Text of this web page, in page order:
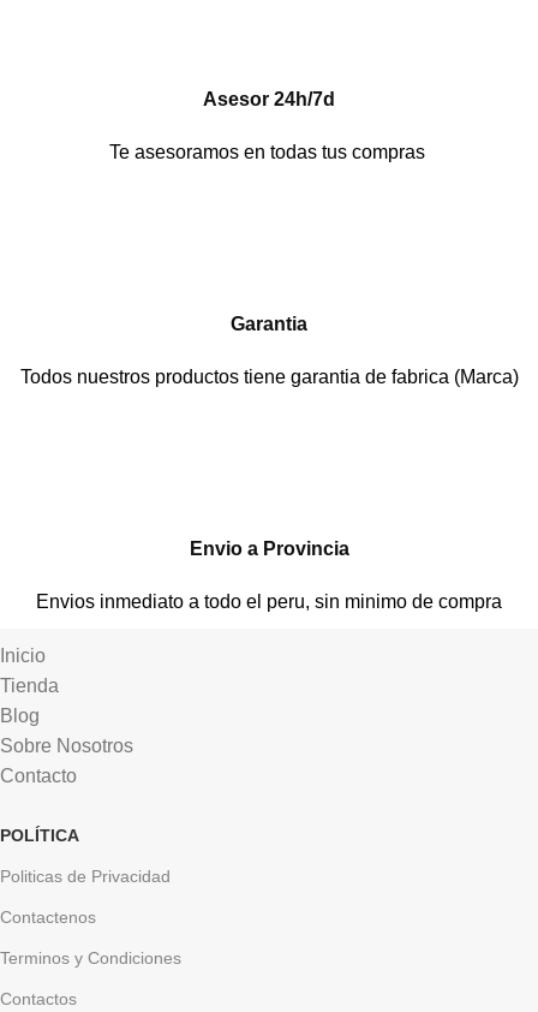
Asesor 24h/7d
Te asesoramos en todas tus compras
Garantia
Todos nuestros productos tiene garantia de fabrica (Marca)
Envio a Provincia
Envios inmediato a todo el peru, sin minimo de compra
Inicio
Tienda
Blog
Sobre Nosotros
Contacto
POLÍTICA
Politicas de Privacidad
Contactenos
Terminos y Condiciones
Contactos